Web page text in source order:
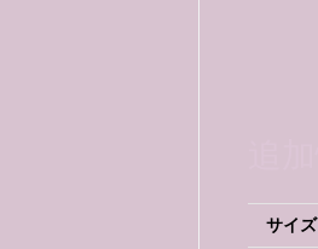
サイズ